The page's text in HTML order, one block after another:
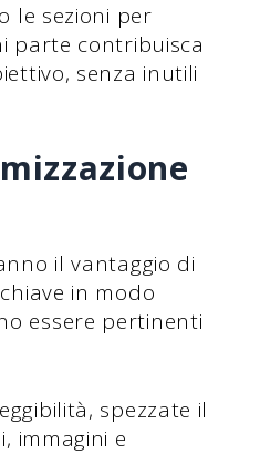
le sezioni per
parte contribuisca
senza inutili
il vantaggio di
in modo
essere pertinenti
spezzate il
immagini e